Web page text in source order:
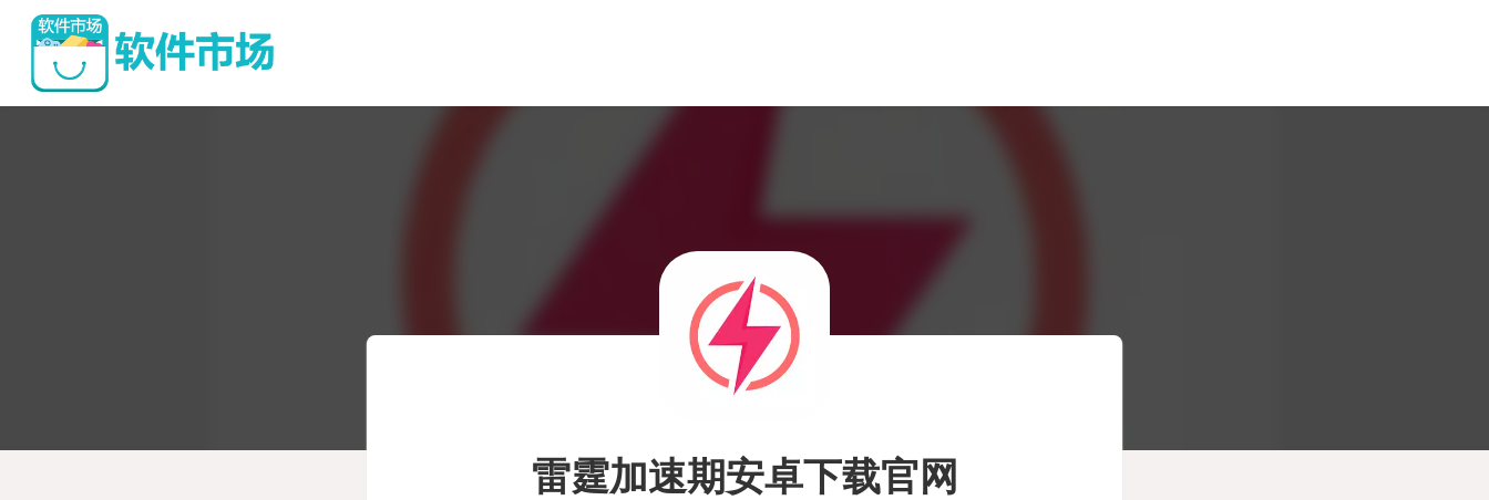
雷霆加速期安卓下载官网